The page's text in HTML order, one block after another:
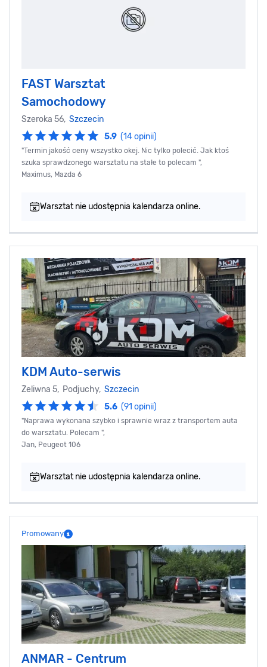
FAST Warsztat
Samochodowy
Szeroka 56, Szczecin
5.9 (14 opinii)
"Termin jakość ceny wszystko okej. Nic tylko polecić. Jak ktoś
szuka sprawdzonego warsztatu na stałe to polecam ",
Maximus, Mazda 6
Warsztat nie udostępnia kalendarza online.
KDM Auto-serwis
Żeliwna 5, Podjuchy, Szczecin
5.6 (91 opinii)
"Naprawa wykonana szybko i sprawnie wraz z transportem auta
do warsztatu. Polecam ",
Jan, Peugeot 106
Warsztat nie udostępnia kalendarza online.
Promowany
ANMAR - Centrum